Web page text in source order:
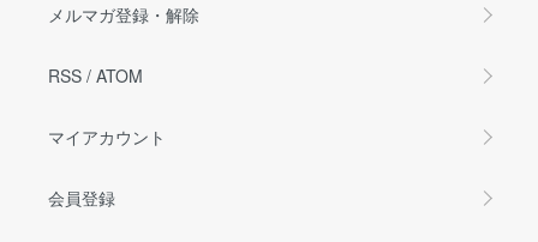
メルマガ登録・解除
RSS / ATOM
マイアカウント
会員登録